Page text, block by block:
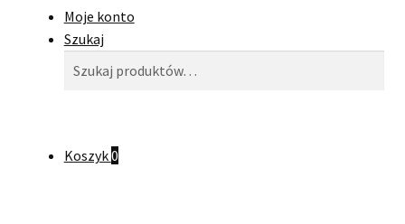
Moje konto
Szukaj
Koszyk0